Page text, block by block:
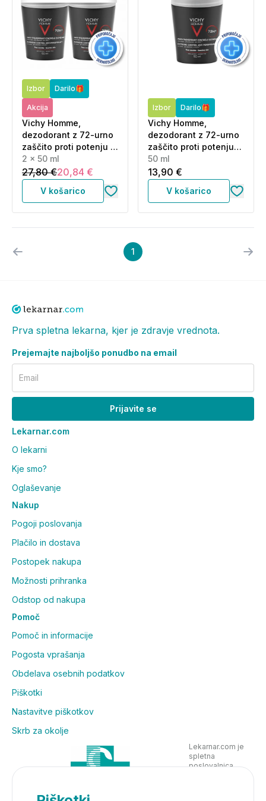
Izbor Darilo🎁
Akcija
Vichy Homme,
dezodorant z 72-urno
zaščito proti potenju -
paket (2 x50 ml)
2 x 50 ml
27,80 €20,84 €
V košarico
Izbor Darilo🎁
Vichy Homme,
dezodorant z 72-urno
zaščito proti potenju
(50 ml)
50 ml
13,90 €
V košarico
1
Prva spletna lekarna, kjer je zdravje vrednota.
Prejemajte najboljšo ponudbo na email
Email
Prijavite se
Lekarnar.com
O lekarni
Kje smo?
Oglaševanje
Nakup
Pogoji poslovanja
Plačilo in dostava
Postopek nakupa
Možnosti prihranka
Odstop od nakupa
Pomoč
Pomoč in informacije
Pogosta vprašanja
Obdelava osebnih podatkov
Piškotki
Nastavitve piškotkov
Skrb za okolje
Lekarnar.com je
spletna
poslovalnica